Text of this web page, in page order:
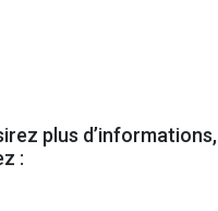
plus d’informations,
: